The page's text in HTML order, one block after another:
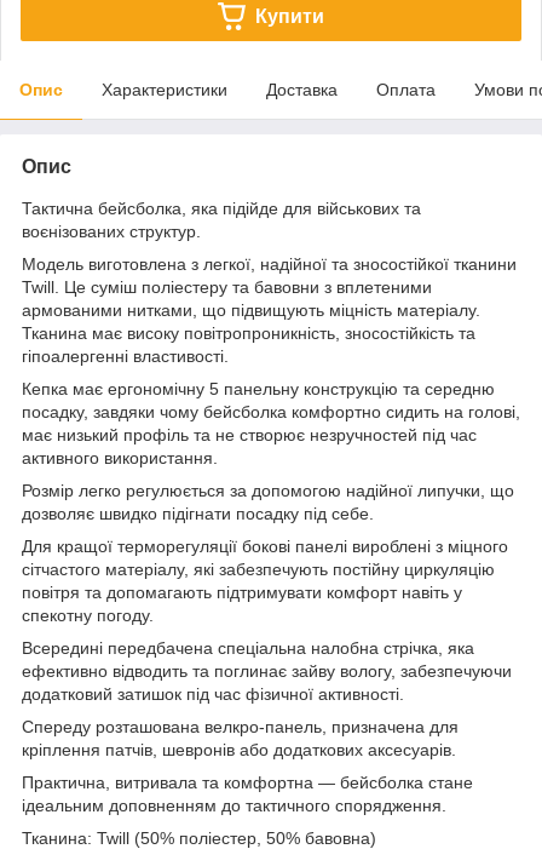
Купити
Опис Характеристики Доставка Оплата Умови
Опис
Тактична бейсболка, яка підійде для військових та
воєнізованих структур.
Модель виготовлена з легкої, надійної та зносостійкої тканини
Twill. Це суміш поліестеру та бавовни з вплетеними
армованими нитками, що підвищують міцність матеріалу.
Тканина має високу повітропроникність, зносостійкість та
гіпоалергенні властивості.
Кепка має ергономічну 5 панельну конструкцію та середню
посадку, завдяки чому бейсболка комфортно сидить на голові,
має низький профіль та не створює незручностей під час
активного використання.
Розмір легко регулюється за допомогою надійної липучки, що
дозволяє швидко підігнати посадку під себе.
Для кращої терморегуляції бокові панелі вироблені з міцного
сітчастого матеріалу, які забезпечують постійну циркуляцію
повітря та допомагають підтримувати комфорт навіть у
спекотну погоду.
Всередині передбачена спеціальна налобна стрічка, яка
ефективно відводить та поглинає зайву вологу, забезпечуючи
додатковий затишок під час фізичної активності.
Спереду розташована велкро-панель, призначена для
кріплення патчів, шевронів або додаткових аксесуарів.
Практична, витривала та комфортна — бейсболка стане
ідеальним доповненням до тактичного спорядження.
Тканина: Twill (50% поліестер, 50% бавовна)